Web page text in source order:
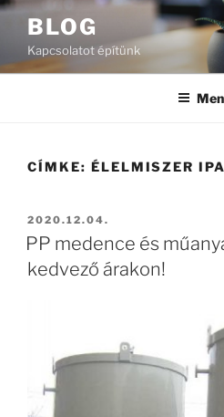
Tartalomhoz
BLOG
Kapcsolatot építünk
CÍMKE: ÉLELMISZER
BEKÜLDVE:
2020.12.04.
PP medence és
kedvező árakon!